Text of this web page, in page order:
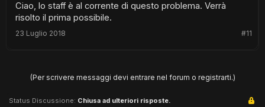
Ciao, lo staff è al corrente di questo problema. Verrà
risolto il prima possibile.
#11
23 Luglio 2018
(Per scrivere messaggi devi entrare nel forum o registrarti.)
Status Discussione: Chiusa ad ulteriori risposte.